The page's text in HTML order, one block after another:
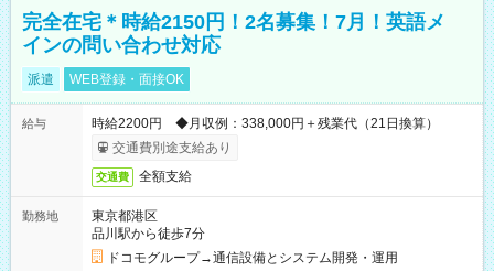
完全在宅＊時給2150円！2名募集！7月！英語メ
インの問い合わせ対応
派遣 WEB登録・面接OK
給与
時給2200円 ◆月収例：338,000円＋残業代（21日換算）
交通費別途支給あり
交通費 全額支給
勤務地
東京都港区
品川駅から徒歩7分
ドコモグループ→通信設備とシステム開発・運用